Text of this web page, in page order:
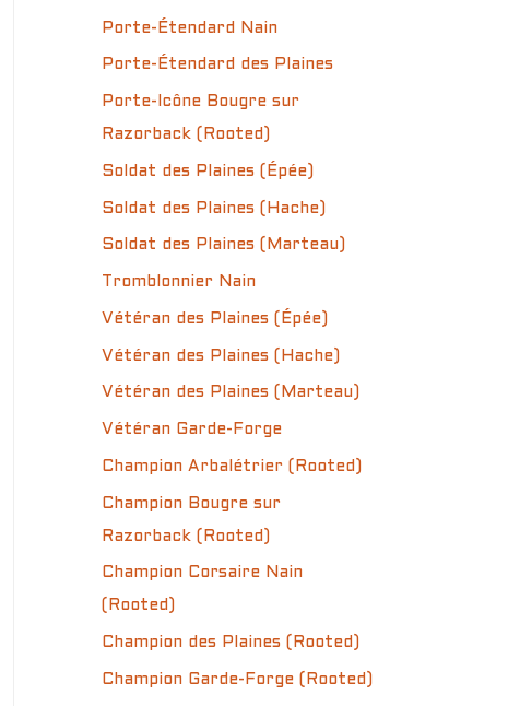
Porte-Étendard Nain
Porte-Étendard des Plaines
Porte-Icône Bougre sur
Razorback (Rooted)
Soldat des Plaines (Épée)
Soldat des Plaines (Hache)
Soldat des Plaines (Marteau)
Tromblonnier Nain
Vétéran des Plaines (Épée)
Vétéran des Plaines (Hache)
Vétéran des Plaines (Marteau)
Vétéran Garde-Forge
Champion Arbalétrier (Rooted)
Champion Bougre sur
Razorback (Rooted)
Champion Corsaire Nain
(Rooted)
Champion des Plaines (Rooted)
Champion Garde-Forge (Rooted)